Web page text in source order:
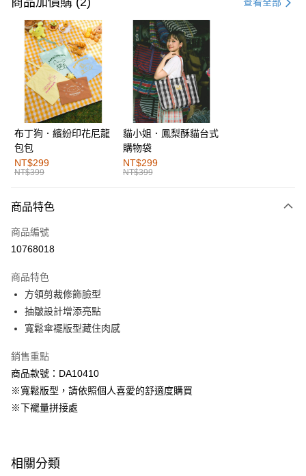
購物金
超商取貨付款
LINE Pay
街口支付
運送方式
全家取貨付款
每筆NT$60，滿NT$1,000(含以上)免運費
付款後全家取貨
萊爾富取貨付款
付款後萊爾富取貨
每筆NT$60，滿NT$1,000(含以上)免運費
7-11取貨付款
每筆NT$60，滿NT$1,000(含以上)免運費
付款後7-11取貨
每筆NT$60，滿NT$1,000(含以上)免運費
付款後門市自取
布丁狗．繽紛印花尼龍
包包
NT$299
NT$399
貓小姐．鳳梨酥貓台式
購物袋
NT$299
NT$399
商品特色
商品編號
10768018
商品特色
方領剪裁修飾臉型
抽皺設計增添亮點
寬鬆傘襬版型藏住肉感
銷售重點
商品款號：DA10410
※寬鬆版型，請依照個人喜愛的舒適度購買
※下襬量拼接處
相關分類